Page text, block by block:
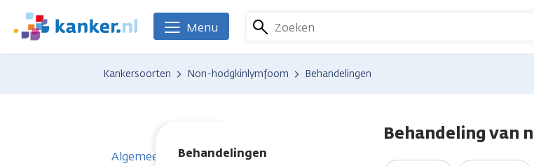
naar
We
zijn
Zoeken
Menu
Kankersoorten Non-hodgkinlymfoom Behandelingen
Algemeen Behandelingen
Behandeling van